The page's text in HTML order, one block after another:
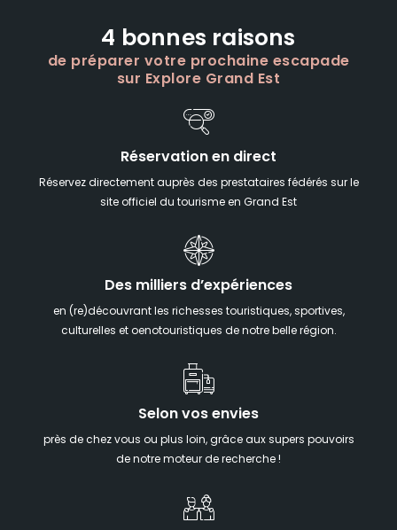
4 bonnes raisons
de préparer votre prochaine escapade
sur Explore Grand Est
Réservation en direct
Réservez directement auprès des prestataires fédérés sur le
site officiel du tourisme en Grand Est
Des milliers d’expériences
en (re)découvrant les richesses touristiques, sportives,
culturelles et oenotouristiques de notre belle région.
Selon vos envies
près de chez vous ou plus loin, grâce aux supers pouvoirs
de notre moteur de recherche !